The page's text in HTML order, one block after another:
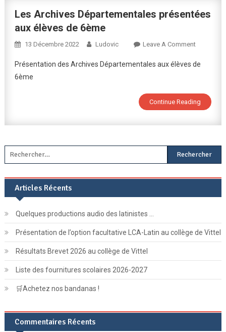
Les Archives Départementales présentées
aux élèves de 6ème
13 Décembre 2022 Ludovic Leave A CommentOn
Archives
Aux
Présentation des Archives Départementales aux élèves de
6ème
Continue Reading
Rechercher :
Articles Récents
Quelques productions audio des latinistes …
Présentation de l’option facultative LCA-Latin au collège de Vittel
Résultats Brevet 2026 au collège de Vittel
Liste des fournitures scolaires 2026-2027
🛒Achetez nos bandanas !
Commentaires Récents